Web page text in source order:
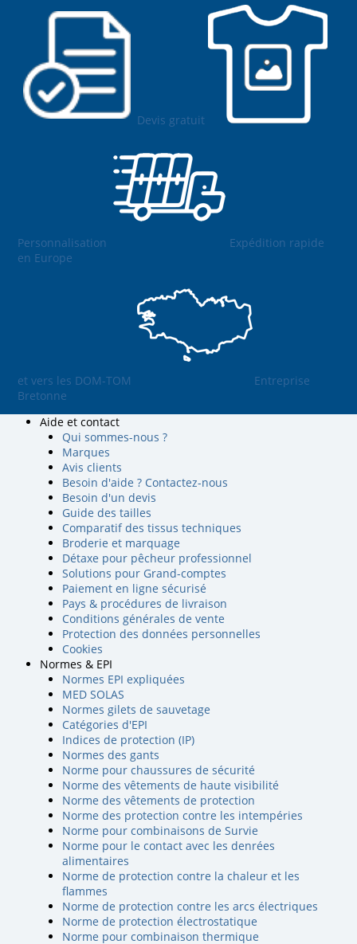
Devis gratuit
Personnalisation
Expédition rapide
en Europe
et vers les DOM-TOM
Entreprise
Bretonne
Aide et contact
Qui sommes-nous ?
Marques
Avis clients
Besoin d'aide ? Contactez-nous
Besoin d'un devis
Guide des tailles
Comparatif des tissus techniques
Broderie et marquage
Détaxe pour pêcheur professionnel
Solutions pour Grand-comptes
Paiement en ligne sécurisé
Pays & procédures de livraison
Conditions générales de vente
Protection des données personnelles
Cookies
Normes & EPI
Normes EPI expliquées
MED SOLAS
Normes gilets de sauvetage
Catégories d'EPI
Indices de protection (IP)
Normes des gants
Norme pour chaussures de sécurité
Norme des vêtements de haute visibilité
Norme des vêtements de protection
Norme des protection contre les intempéries
Norme pour combinaisons de Survie
Norme pour le contact avec les denrées
alimentaires
Norme de protection contre la chaleur et les
flammes
Norme de protection contre les arcs électriques
Norme de protection électrostatique
Norme pour combinaison thermique